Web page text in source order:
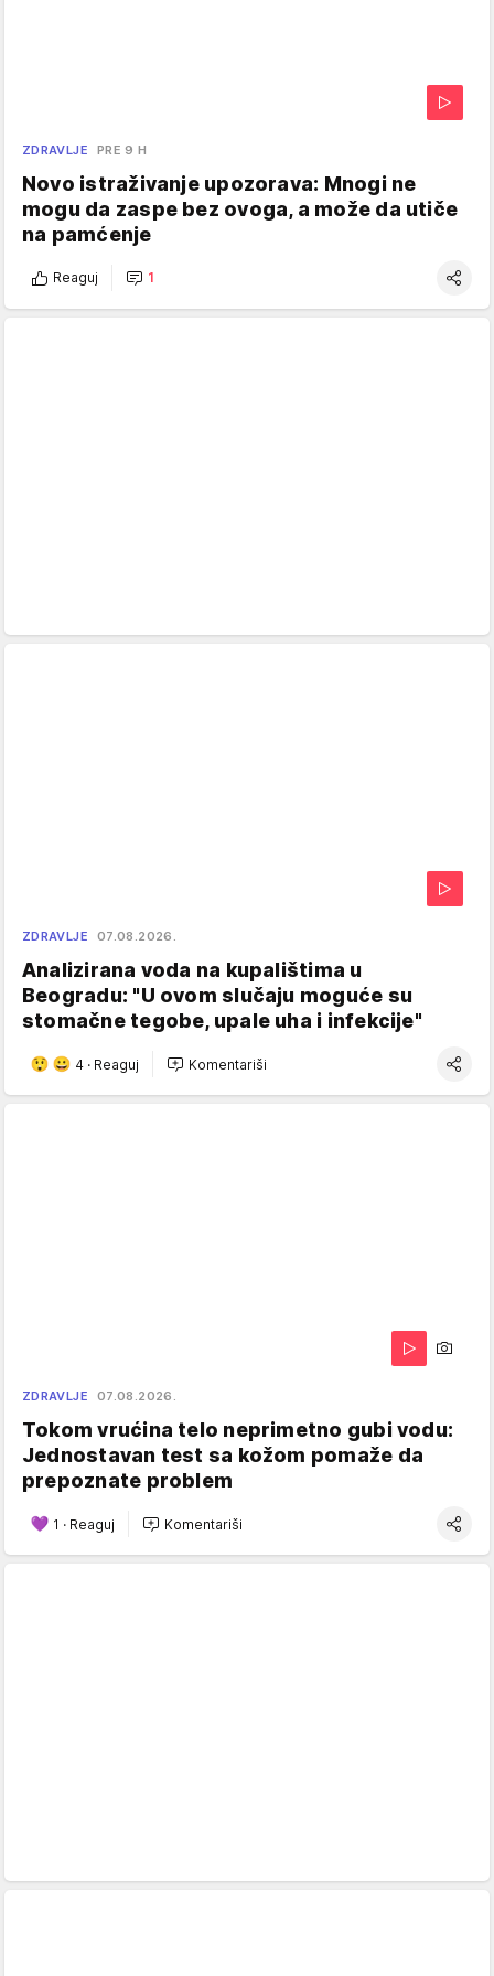
ZDRAVLJE PRE 9 H
Novo istraživanje upozorava: Mnogi ne
mogu da zaspe bez ovoga, a može da utiče
na pamćenje
Reaguj 1
ZDRAVLJE 07.08.2026.
Analizirana voda na kupalištima u
Beogradu: "U ovom slučaju moguće su
stomačne tegobe, upale uha i infekcije"
4 · Reaguj Komentariši
ZDRAVLJE 07.08.2026.
Tokom vrućina telo neprimetno gubi vodu:
Jednostavan test sa kožom pomaže da
prepoznate problem
1 · Reaguj Komentariši